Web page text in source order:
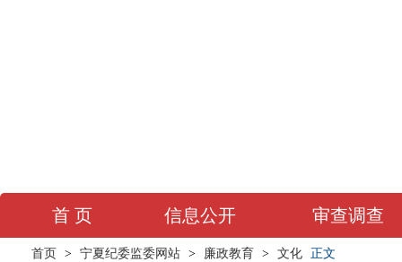
首 页 信息公开 审查调查
首页 > 宁夏纪委监委网站 > 廉政教育 > 文化 正文